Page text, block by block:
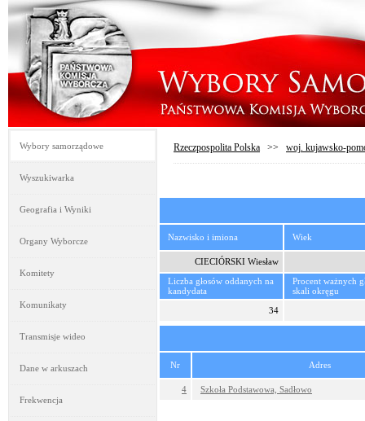
Wybory samorządowe
Wyszukiwarka
Geografia i Wyniki
Organy Wyborcze
Komitety
Komunikaty
Transmisje wideo
Dane w arkuszach
Frekwencja
Rzeczpospolita Polska >> woj. kujawsko-
Nazwisko i imiona Wiek
CIECIÓRSKI Wiesław
Liczba głosów oddanych na
kandydata
Procent ważnych
skali okręgu
34
Nr Adres
4 Szkoła Podstawowa, Sadłowo